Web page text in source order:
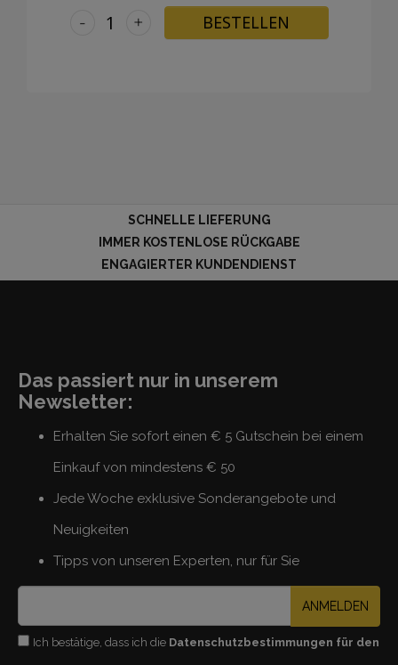
+
- BESTELLEN
SCHNELLE LIEFERUNG
IMMER KOSTENLOSE RÜCKGABE
ENGAGIERTER KUNDENDIENST
Das passiert nur in unserem
Newsletter:
Erhalten Sie sofort einen € 5 Gutschein bei einem
Einkauf von mindestens € 50
Jede Woche exklusive Sonderangebote und
Neuigkeiten
Tipps von unseren Experten, nur für Sie
ANMELDEN
Ich bestätige, dass ich die Datenschutzbestimmungen für den